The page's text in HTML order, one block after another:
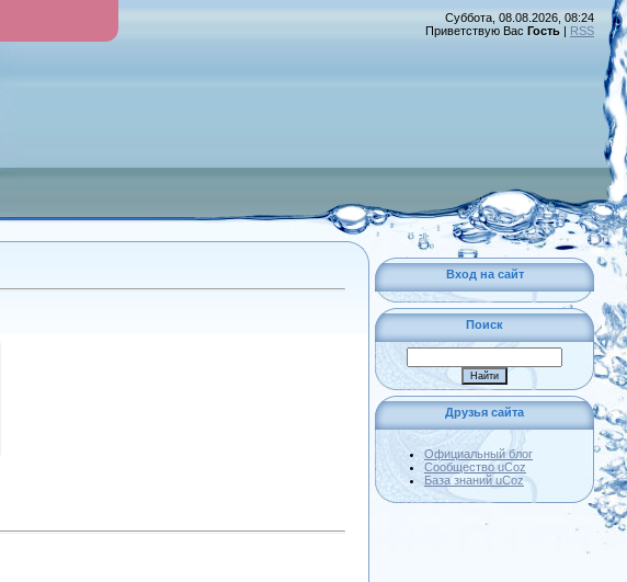
Суббота, 08.08.2026, 08:24
Приветствую Вас Гость | RSS
Вход на сайт
Поиск
Друзья сайта
Официальный блог
Сообщество uCoz
База знаний uCoz